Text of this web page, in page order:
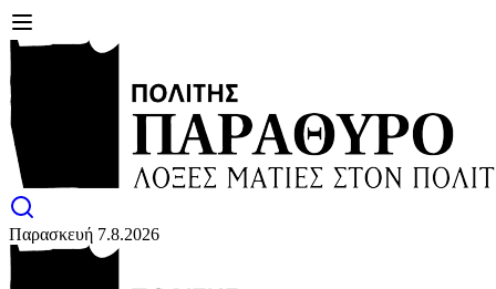
Παρασκευή 7.8.2026